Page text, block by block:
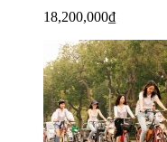
18,200,000₫